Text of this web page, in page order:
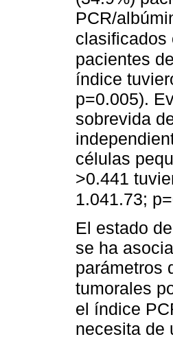
PCR/
clasificados
pacientes
índice
p=0.005).
sobrevida
células
>0.441
1.041.73;
El estado
se ha
parámetros
tumorales
el índice
necesita de